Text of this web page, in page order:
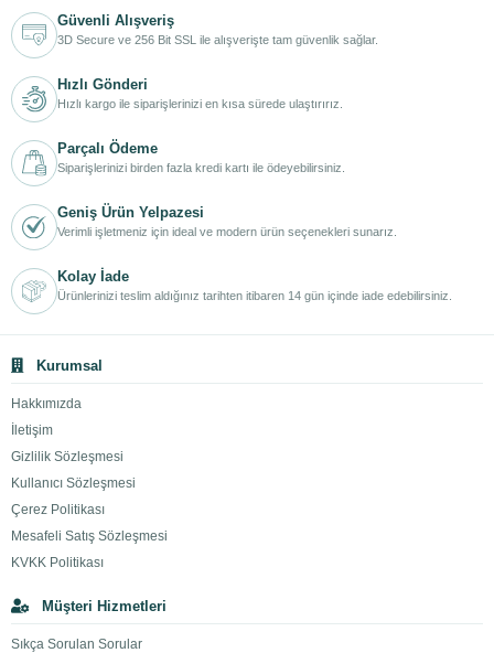
Güvenli Alışveriş
3D Secure ve 256 Bit SSL ile alışverişte tam güvenlik sağlar.
Hızlı Gönderi
Hızlı kargo ile siparişlerinizi en kısa sürede ulaştırırız.
Parçalı Ödeme
Siparişlerinizi birden fazla kredi kartı ile ödeyebilirsiniz.
Geniş Ürün Yelpazesi
Verimli işletmeniz için ideal ve modern ürün seçenekleri sunarız.
Kolay İade
Ürünlerinizi teslim aldığınız tarihten itibaren 14 gün içinde iade edebilirsiniz.
Kurumsal
Hakkımızda
İletişim
Gizlilik Sözleşmesi
Kullanıcı Sözleşmesi
Çerez Politikası
Mesafeli Satış Sözleşmesi
KVKK Politikası
Müşteri Hizmetleri
Sıkça Sorulan Sorular